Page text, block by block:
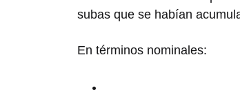
subas que se habían
En términos nominales: